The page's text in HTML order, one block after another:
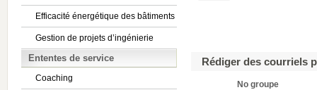
Efficacité énergétique des bâtiments
Gestion de projets d’ingénierie
Ententes de service
Coaching
Rédiger des courriels
No groupe